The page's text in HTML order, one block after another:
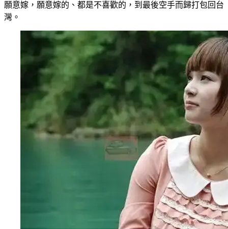
願意嫁，願意嫁的、都是不喜歡的，到最後空手而歸打包回台
灣。